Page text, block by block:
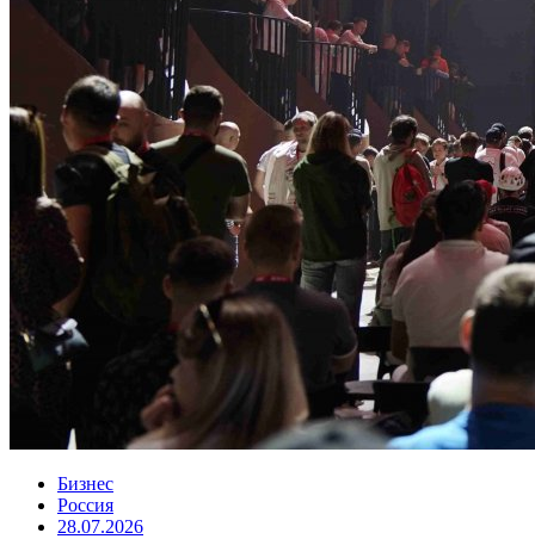
Бизнес
Россия
28.07.2026